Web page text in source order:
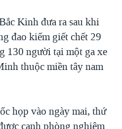
PHỦ VIỆT NAM
TRỘM HẢI SÂM
VỌNG TỪ NÔNG THÔN MỸ
Kinh đưa ra sau khi
đao kiếm giết chết 29
130 người tại một ga xe
thuộc miền tây nam
họp vào ngày mai, thứ
canh phòng nghiêm